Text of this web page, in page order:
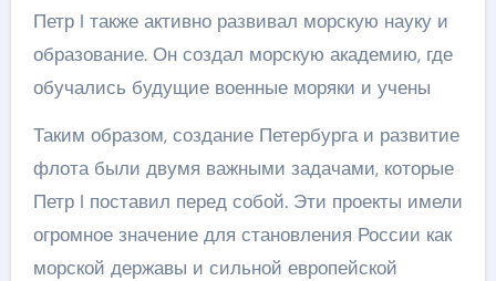
Петр I также активно развивал морскую науку и
образование. Он создал морскую академию, где
обучались будущие военные моряки и учены
Таким образом, создание Петербурга и развитие
флота были двумя важными задачами, которые
Петр I поставил перед собой. Эти проекты имели
огромное значение для становления России как
морской державы и сильной европейской